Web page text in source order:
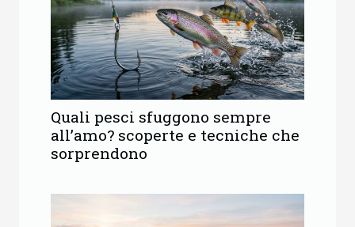
Quali pesci sfuggono sempre
all’amo? scoperte e tecniche che
sorprendono